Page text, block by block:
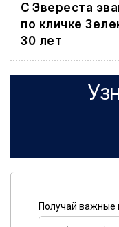
С Эвереста
по кличке
30 лет